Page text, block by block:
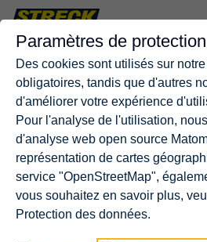
Paramètres de
Des cookies sont utilisés sur
obligatoires, tandis que d'autres
d'améliorer votre expérience
Pour l'analyse de l'utilisation,
d'analyse web open source
représentation de cartes
service "OpenStreetMap",
vous souhaitez en savoir plus,
Protection des données.